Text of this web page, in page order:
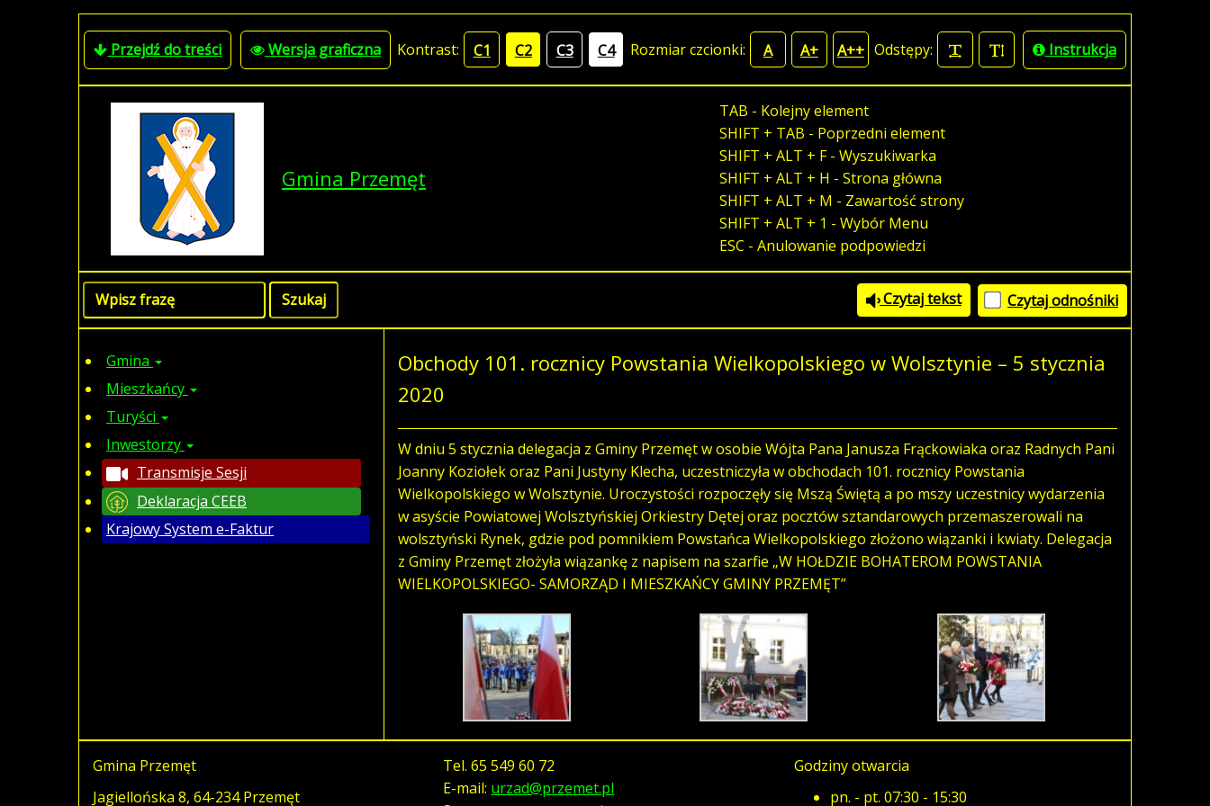
Przejdź do treści Wersja graficzna Kontrast: C1 C2 C3 C4 Rozmiar czcionki: A A+ A++ Odstępy: Instrukcja
Gmina Przemęt
TAB - Kolejny element
SHIFT + TAB - Poprzedni element
SHIFT + ALT + F - Wyszukiwarka
SHIFT + ALT + H - Strona główna
SHIFT + ALT + M - Zawartość strony
SHIFT + ALT + 1 - Wybór Menu
ESC - Anulowanie podpowiedzi
Czytaj tekst Czytaj odnośniki
Gmina
Mieszkańcy
Turyści
Inwestorzy
Transmisje Sesji
Deklaracja CEEB
Krajowy System e-Faktur
Obchody 101. rocznicy Powstania Wielkopolskiego w Wolsztynie – 5 stycznia
2020
W dniu 5 stycznia delegacja z Gminy Przemęt w osobie Wójta Pana Janusza Frąckowiaka oraz Radnych Pani
Joanny Koziołek oraz Pani Justyny Klecha, uczestniczyła w obchodach 101. rocznicy Powstania
Wielkopolskiego w Wolsztynie. Uroczystości rozpoczęły się Mszą Świętą a po mszy uczestnicy wydarzenia
w asyście Powiatowej Wolsztyńskiej Orkiestry Dętej oraz pocztów sztandarowych przemaszerowali na
wolsztyński Rynek, gdzie pod pomnikiem Powstańca Wielkopolskiego złożono wiązanki i kwiaty. Delegacja
z Gminy Przemęt złożyła wiązankę z napisem na szarfie „W HOŁDZIE BOHATEROM POWSTANIA
WIELKOPOLSKIEGO- SAMORZĄD I MIESZKAŃCY GMINY PRZEMĘT”
Gmina Przemęt
Jagiellońska 8, 64-234 Przemęt
Tel.65 549 60 72
E-mail: urzad@przemet.pl
Godziny otwarcia
pn. - pt. 07:30 - 15:30